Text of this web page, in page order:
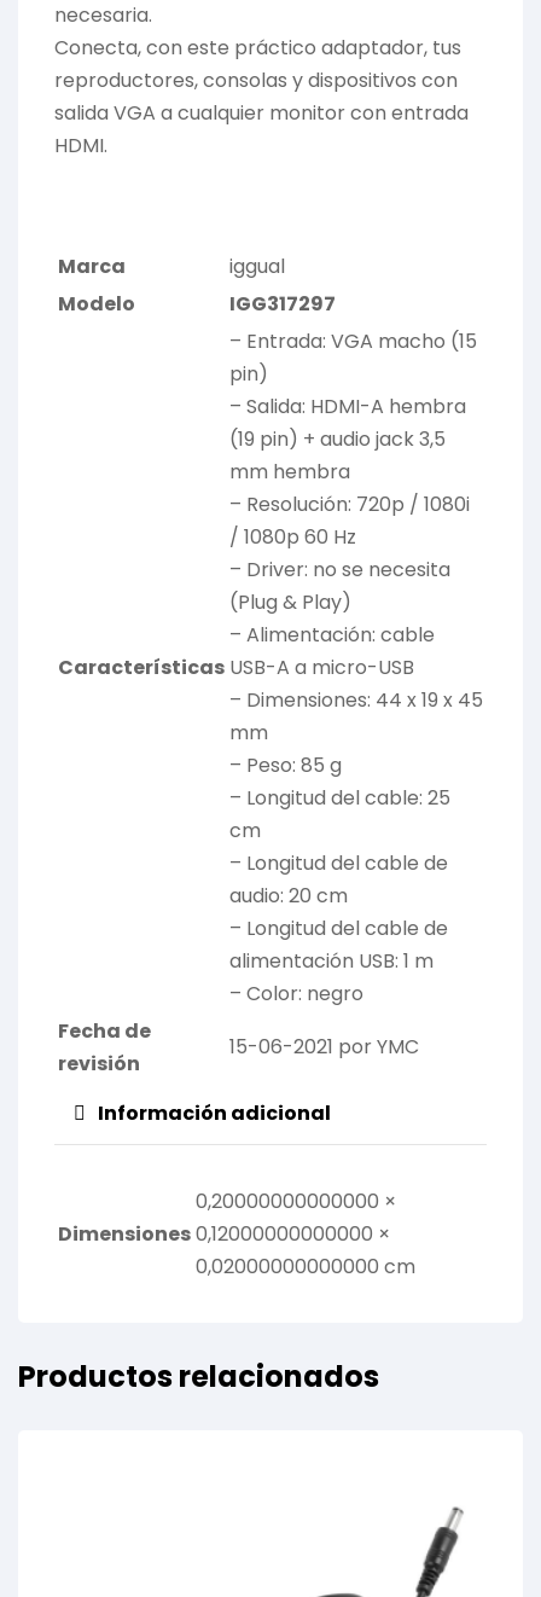
necesaria.
Conecta, con este práctico adaptador, tus
reproductores, consolas y dispositivos con
salida VGA a cualquier monitor con entrada
HDMI.
Marca
iggual
Modelo
IGG317297
Características
– Entrada: VGA macho (15
pin)
– Salida: HDMI-A hembra
(19 pin) + audio jack 3,5
mm hembra
– Resolución: 720p / 1080i
/ 1080p 60 Hz
– Driver: no se necesita
(Plug & Play)
– Alimentación: cable
USB-A a micro-USB
– Dimensiones: 44 x 19 x 45
mm
– Peso: 85 g
– Longitud del cable: 25
cm
– Longitud del cable de
audio: 20 cm
– Longitud del cable de
alimentación USB: 1 m
– Color: negro
Fecha de
revisión
15-06-2021 por YMC
Información adicional
Dimensiones
0,20000000000000 ×
0,12000000000000 ×
0,02000000000000 cm
Productos relacionados